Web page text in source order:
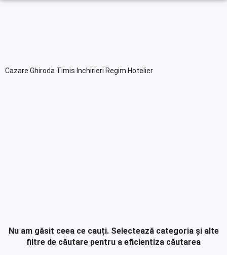
Cazare Ghiroda Timis Inchirieri Regim Hotelier
Nu am găsit ceea ce cauți. Selectează categoria și alte
filtre de căutare pentru a eficientiza căutarea